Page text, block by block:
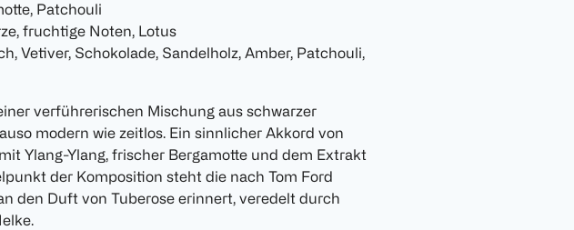
Patchouli
fruchtige Noten, Lotus
Vetiver, Schokolade, Sandelholz, Amber, Patchouli,
verführerischen Mischung aus schwarzer
modern wie zeitlos. Ein sinnlicher Akkord von
Ylang-Ylang, frischer Bergamotte und dem Extrakt
der Komposition steht die nach Tom Ford
den Duft von Tuberose erinnert, veredelt durch